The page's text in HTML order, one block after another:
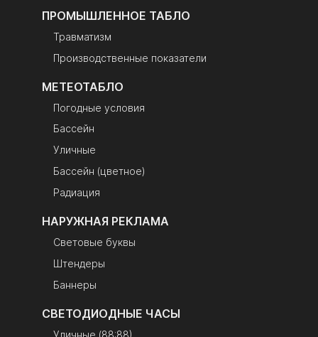
ПРОМЫШЛЕННОЕ ТАБЛО
Травматизм
Производственные показатели
МЕТЕОТАБЛО
Погодные условия
Бассейн
Уличные
Бассейн (цветное)
Радиация
НАРУЖНАЯ РЕКЛАМА
Световые буквы
Штендеры
Баннеры
СВЕТОДИОДНЫЕ ЧАСЫ
Уличные (88:88)